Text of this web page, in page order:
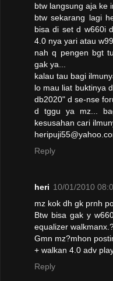
btw langsung aja ke
btw sekarang lagi
bisa di set d w660i
4.0 nya yari atau
nah q pengen bgt
gak ya...
kalau tau bagi
lo mau liat buktinya
db2020" d se-nse
d tggu ya mz...
kesusahan cari
Reply
heri 10/01/2010
mz kok dh gk prnh
Btw bisa gak y
equalizer
Gmn mz?mhon
+ walkan 4.0 adv
Reply